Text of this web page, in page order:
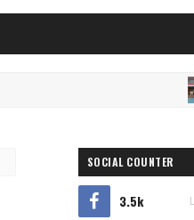
SOCIAL COUNTER
3.5k